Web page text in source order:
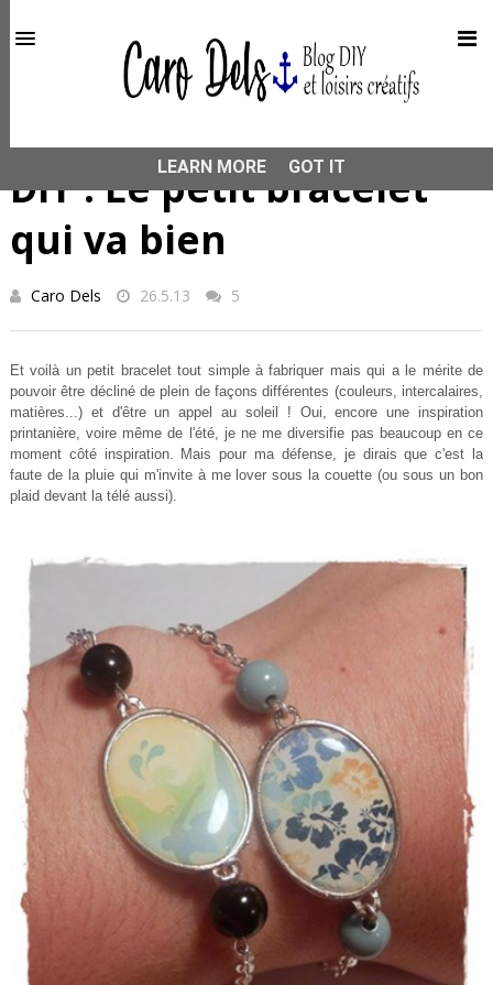
DIY : Le petit bracelet
qui va bien
Caro Dels 26.5.13 5
Et voilà un petit bracelet tout simple à fabriquer mais qui a le mérite de
pouvoir être décliné de plein de façons différentes (couleurs, intercalaires,
matières...) et d'être un appel au soleil ! Oui, encore une inspiration
printanière, voire même de l'été, je ne me diversifie pas beaucoup en ce
moment côté inspiration. Mais pour ma défense, je dirais que c'est la
faute de la pluie qui m'invite à me lover sous la couette (ou sous un bon
plaid devant la télé aussi).
This site uses cookies from Google to deliver its services
and to analyze traffic. Your IP address and user-agent are
shared with Google along with performance and security
metrics to ensure quality of service, generate usage
LEARN MORE
GOT IT